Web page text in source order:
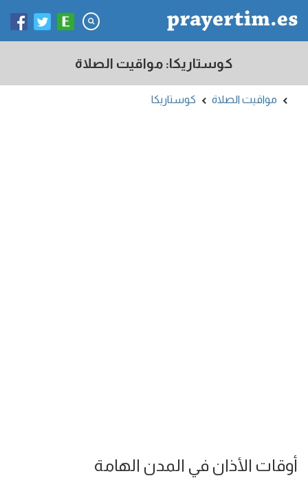
كوستاريكا: مواقيت الصلاة
مواقيت الصلاة كوستاريكا
أوقات الأذان في المدن الهامة